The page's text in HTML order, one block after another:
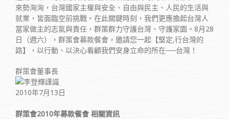
來勢洶洶，台灣國家主權與安全、自由與民主、人民的生活與
就業，皆面臨空前挑戰。在此關鍵時刻，我們更應擔起台灣人
當家做主的志氣與責任，群策群力守護台灣、守護家園。8月28
日（週六），群策會募款餐會，邀請您一起【堅定,行台灣的
路】，以行動、以決心看顧我們安身立命的所在──台灣！
群策會董事長
謹識
2010年7月13日
群策會2010年募款餐會 相關資訊